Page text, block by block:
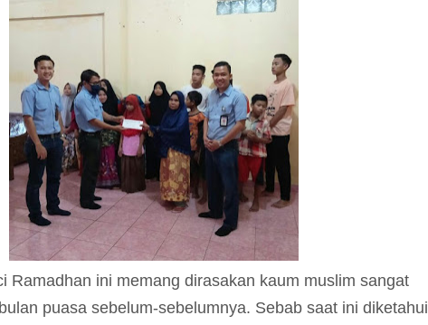
Ramadhan ini memang dirasakan kaum muslim sangat
puasa sebelum-sebelumnya. Sebab saat ini diketahui